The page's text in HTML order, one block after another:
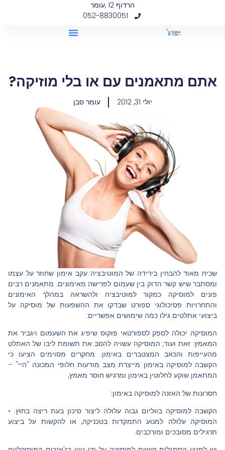
הרדוף 12 ,עומר
052-8830051
אתם מתאמנים עם או בלי מוזיקה?
יולי 31, 2012 עומר סבן
שכיח מאוד להבחין בירידה של המוטיבציה עקב אימון שחוזר על עצמו
ומסתבר שיש קשר הדוק בין שעמום לפרישה מאימונים. מתאמנים רבים
פונים למוסיקה כמקור למוטיבציה ולהשראה במהלך האימונים
והתחרויות פסיכולוגי ספורט שבדקו את ההשפעות של מוסיקה על
ביצועי אתלטים גילו כמה שימושים אפשריים:
המוסיקה יכולה לספק לספורטאי פוקוס שיפיג את השעמום ויגביר את
המאמץ. זאת ועוד, המוסיקה עשויה להסב את תשומת ליבו של האתלט
מהעייפות והכאב המצטברים באימון. מחקרים מסוימים הציעו כי
הקשבה למוסיקה באימון מייצרת מצב מודעות חלופי המכונה "היי" –
המתאמן שוקע לחלוטין באימון ומרגיש חוסר מאמץ,
חסרונות של האזנה למוסיקה באימון:
הקשבה למוסיקה בווליום גבוה עלולה ליצור סיכון בעת ריצה בחוץ. •
המוסיקה עלולה למנוע התמקדות בטכניקה, או להקשות על ביצוע
תרגילים מסובכים ומורכבים.